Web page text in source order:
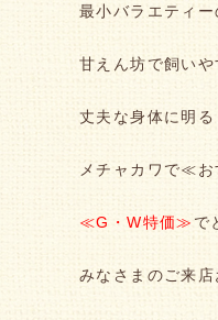
最小バラエティ
甘えん坊で飼い
丈夫な身体に明
メチャカワで≪
≪G・W特価≫ で
みなさまのご来